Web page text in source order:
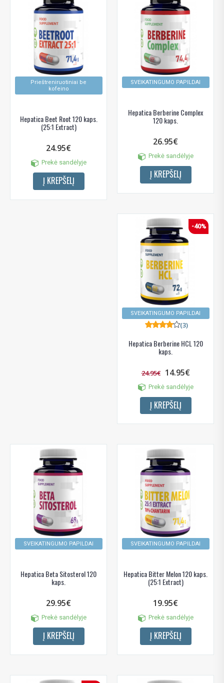
Prieštreniruotiniai be
kofeino
Hepatica Beet Root 120 kaps.
(25:1 Extract)
24.95€
Prekė sandėlyje
Į KREPŠELĮ
SVEIKATINGUMO PAPILDAI
Hepatica Berberine Complex
120 kaps.
26.95€
Prekė sandėlyje
Į KREPŠELĮ
SVEIKATINGUMO PAPILDAI
-40%
Hepatica Berberine HCL 120
kaps.
(3)
24.95€ 14.95€
Prekė sandėlyje
Į KREPŠELĮ
SVEIKATINGUMO PAPILDAI
Hepatica Beta Sitosterol 120
kaps.
29.95€
Prekė sandėlyje
Į KREPŠELĮ
SVEIKATINGUMO PAPILDAI
Hepatica Bitter Melon 120 kaps.
(25:1 Extract)
19.95€
Prekė sandėlyje
Į KREPŠELĮ